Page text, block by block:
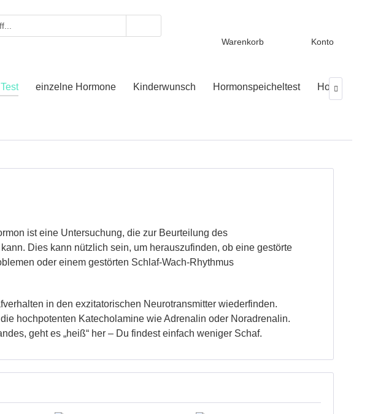
Warenkorb Konto
einzelne Hormone Kinderwunsch Hormonspeicheltest Hormontest

ist eine Untersuchung, die zur Beurteilung des
Dies kann nützlich sein, um herauszufinden, ob eine gestörte
oder einem gestörten Schlaf-Wach-Rhythmus
in den exzitatorischen Neurotransmitter wiederfinden.
hochpotenten Katecholamine wie Adrenalin oder Noradrenalin.
geht es „heiß“ her – Du findest einfach weniger Schaf.